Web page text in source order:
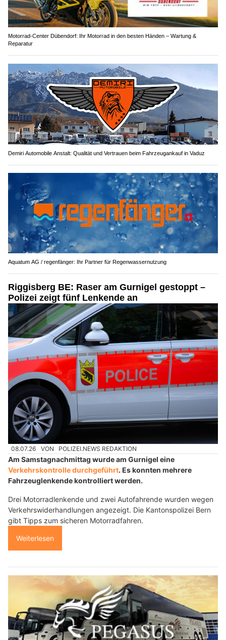
Motorrad-Center Dübendorf: Ihr Motorrad in den besten Händen – Wartung &
Reparatur
Demiri Automobile Anstalt: Qualität und Vertrauen beim Fahrzeugankauf in Vaduz
Aquatum AG / regenfänger: Ihr Partner für Regenwassernutzung
Riggisberg BE: Raser am Gurnigel gestoppt –
Polizei zeigt fünf Lenkende an
08.07.26 VON POLIZEI.NEWS REDAKTION
Am Samstagnachmittag wurde am Gurnigel eine
Verkehrskontrolle durchgeführt. Es konnten mehrere
Fahrzeuglenkende kontrolliert werden.
Drei Motorradlenkende und zwei Autofahrende wurden wegen
Verkehrswiderhandlungen angezeigt. Die Kantonspolizei Bern
gibt Tipps zum sicheren Motorradfahren.
Weiterlesen